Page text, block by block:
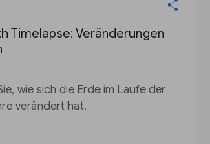
Timelapse: Veränderungen
wie sich die Erde im Laufe der
verändert hat.